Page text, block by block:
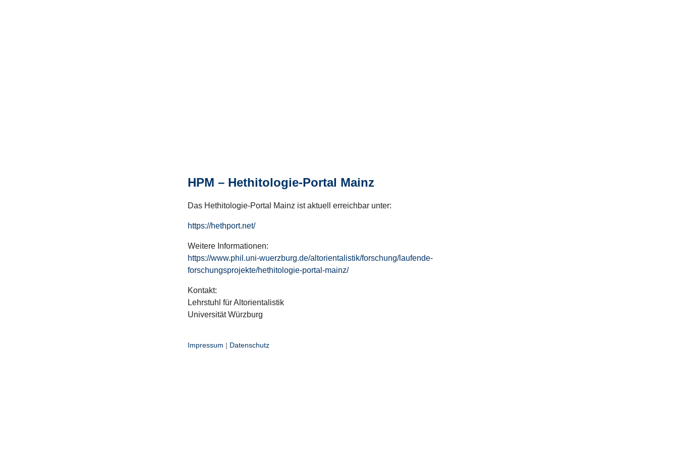
HPM – Hethitologie-Portal Mainz
Das Hethitologie-Portal Mainz ist aktuell erreichbar unter:
https://hethport.net/
Weitere Informationen:
https://www.phil.uni-wuerzburg.de/altorientalistik/forschung/laufende-
forschungsprojekte/hethitologie-portal-mainz/
Kontakt:
Lehrstuhl für Altorientalistik
Universität Würzburg
Impressum | Datenschutz